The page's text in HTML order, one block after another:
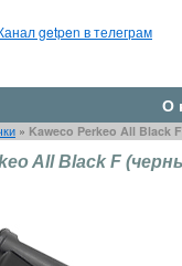
getpen в телеграм
О
» Kaweco Perkeo All Black
All Black F